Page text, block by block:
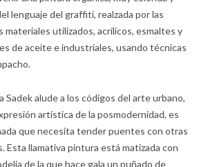
lenguaje del graffiti, realzada por las
materiales utilizados, acrílicos, esmaltes y
de aceite e industriales, usando técnicas
Sadek alude a los códigos del arte urbano,
artística de la posmodernidad, es
que necesita tender puentes con otras
Esta llamativa pintura está matizada con
de la que hace gala un puñado de